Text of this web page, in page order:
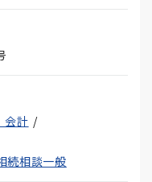
会計
続相談一般